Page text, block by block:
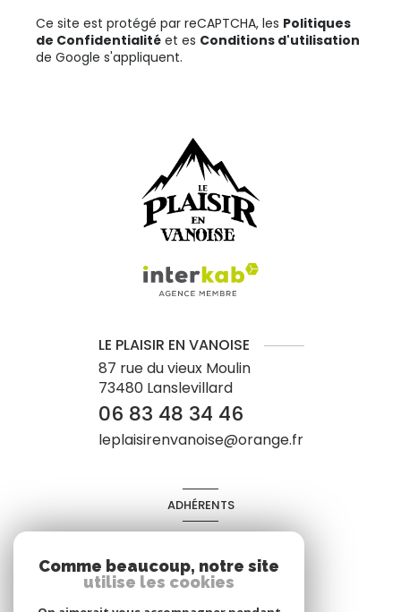
Ce site est protégé par reCAPTCHA, les Politiques
de Confidentialité et es Conditions d'utilisation
de Google s'appliquent.
LE PLAISIR EN VANOISE
87 rue du vieux Moulin
73480 Lanslevillard
06 83 48 34 46
leplaisirenvanoise@orange.fr
ADHÉRENTS
Comme beaucoup, notre site
utilise les cookies